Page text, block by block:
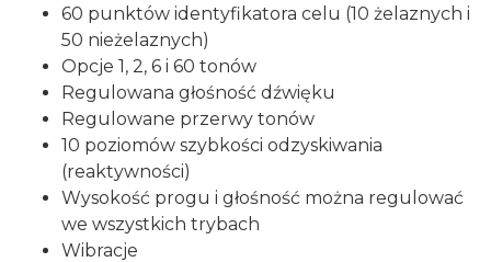
60 punktów identyfikatora celu (10 żelaznych i
50 nieżelaznych)
Opcje 1, 2, 6 i 60 tonów
Regulowana głośność dźwięku
Regulowane przerwy tonów
10 poziomów szybkości odzyskiwania
(reaktywności)
Wysokość progu i głośność można regulować
we wszystkich trybach
Wibracje